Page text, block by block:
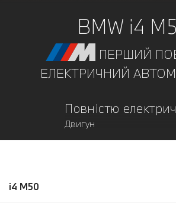
BMW i4
ПЕРШИЙ
ЕЛЕКТРИЧНИЙ
Повністю
Двигун
i4 M50